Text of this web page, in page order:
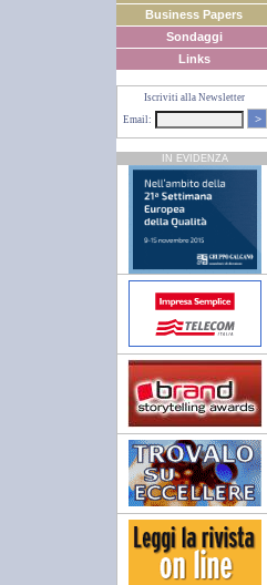
Business Papers
Sondaggi
Links
Iscriviti alla Newsletter
Email:
>
IN EVIDENZA